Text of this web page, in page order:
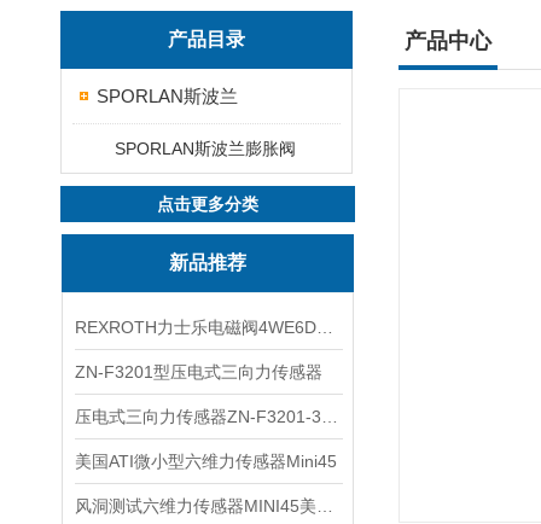
产品目录
SPORLAN斯波兰
SPORLAN斯波兰膨胀阀
点击更多分类
新品推荐
ZN-F3201型压电式三向力传感器
美国ATI微小型六维力传感器Mini45
产品中心